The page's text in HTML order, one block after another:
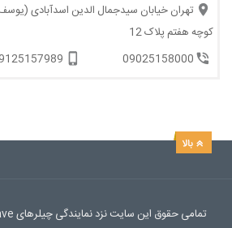
تهران خیابان سیدجمال الدین اسدآبادی (یوسف
کوچه هفتم پلاک 12
09025158000